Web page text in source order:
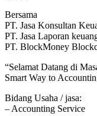
Bersama
PT. Jasa Konsultan
PT. Jasa Laporan
PT. BlockMoney
“Selamat Datang di
Smart Way to
Bidang Usaha / jasa:
– Accounting Service